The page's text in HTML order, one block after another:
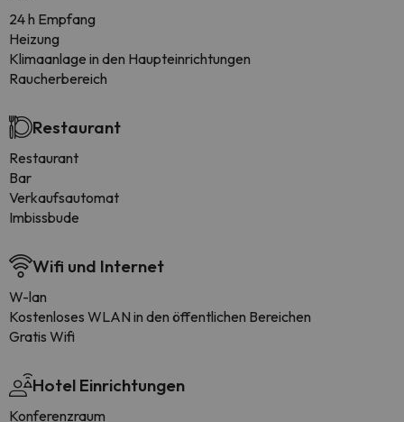
24 h Empfang
Heizung
Klimaanlage in den Haupteinrichtungen
Raucherbereich
Restaurant
Restaurant
Bar
Verkaufsautomat
Imbissbude
Wifi und Internet
W-lan
Kostenloses WLAN in den öffentlichen Bereichen
Gratis Wifi
Hotel Einrichtungen
Konferenzraum